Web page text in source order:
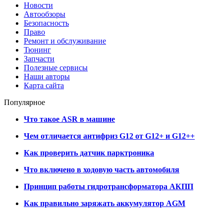
Новости
Автообзоры
Безопасность
Право
Ремонт и обслуживание
Тюнинг
Запчасти
Полезные сервисы
Наши авторы
Карта сайта
Популярное
Что такое ASR в машине
Чем отличается антифриз G12 от G12+ и G12++
Как проверить датчик парктроника
Что включено в ходовую часть автомобиля
Принцип работы гидротрансформатора АКПП
Как правильно заряжать аккумулятор AGM